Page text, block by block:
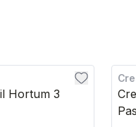
Hortum 3